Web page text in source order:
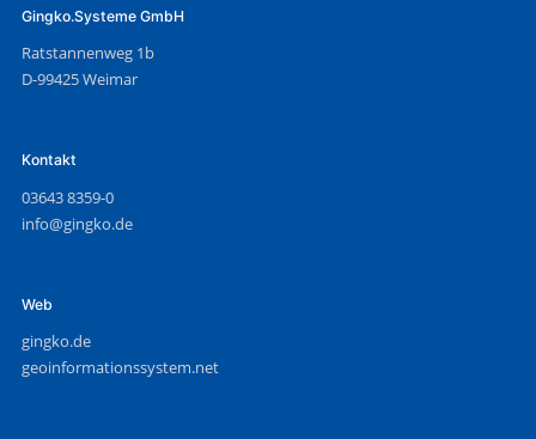
Gingko.Systeme GmbH
Ratstannenweg 1b
D-99425 Weimar
Kontakt
03643 8359-0
info@gingko.de
Web
gingko.de
geoinformationssystem.net